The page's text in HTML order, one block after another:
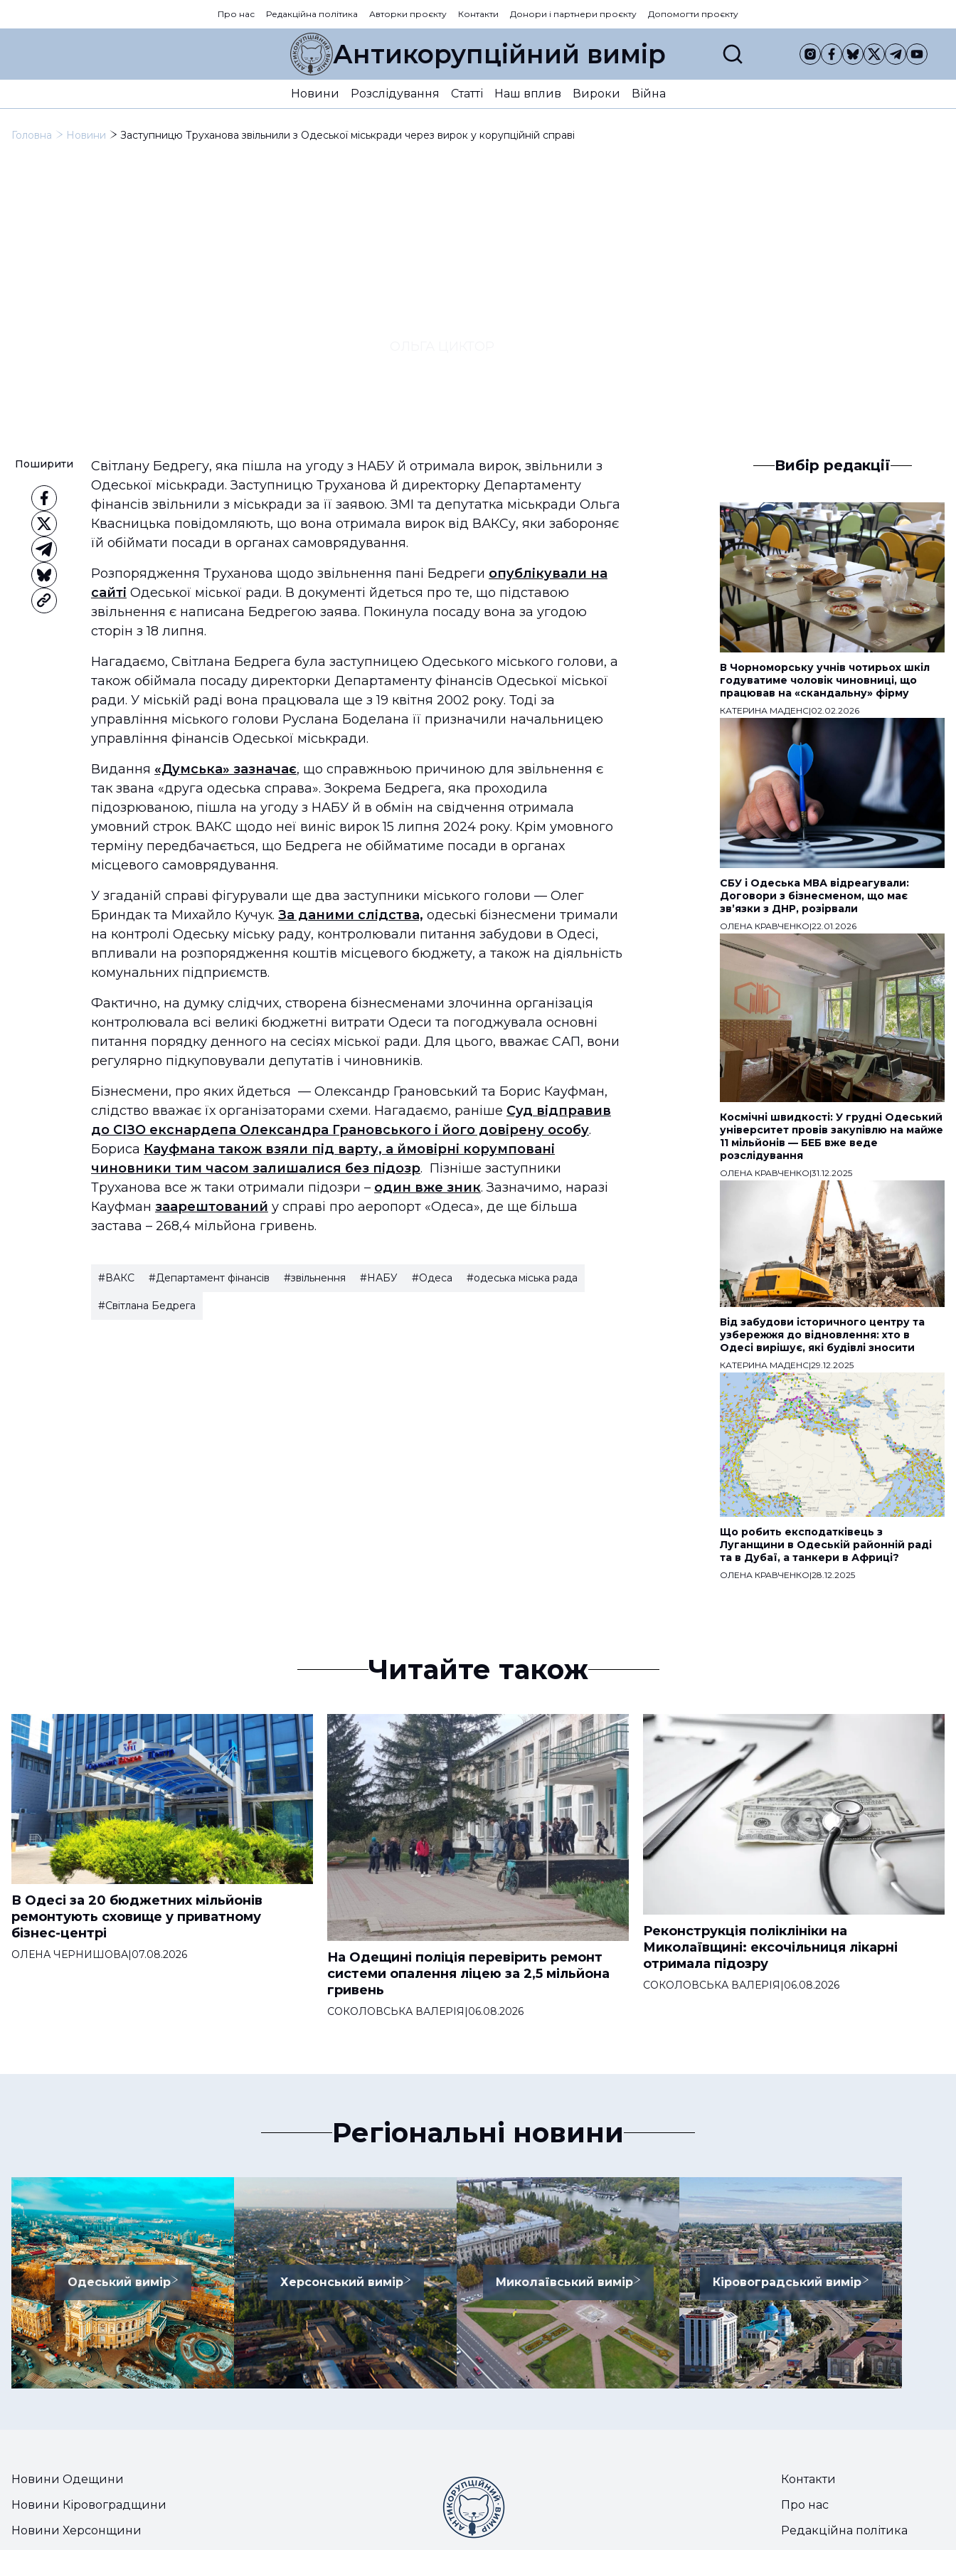
Про нас Редакційна політика Авторки проєкту Контакти Донори і партнери проєкту Допомогти проєкту
Антикорупційний вимір
Новини Розслідування Статті Наш вплив Вироки Війна
Головна Новини Заступницю Труханова звільнили з Одеської міськради через вирок у корупційній справі
Поширити
Світлану Бедрегу, яка пішла на угоду з НАБУ й отримала вирок, звільнили з
Одеської міськради. Заступницю Труханова й директорку Департаменту
фінансів звільнили з міськради за її заявою. ЗМІ та депутатка міськради Ольга
Квасницька повідомляють, що вона отримала вирок від ВАКСу, яки забороняє
їй обіймати посади в органах самоврядування.
Розпорядження Труханова щодо звільнення пані Бедреги опублікували на
сайті Одеської міської ради. В документі йдеться про те, що підставою
звільнення є написана Бедрегою заява. Покинула посаду вона за угодою
сторін з 18 липня.
Нагадаємо, Світлана Бедрега була заступницею Одеського міського голови, а
також обіймала посаду директорки Департаменту фінансів Одеської міської
ради. У міській раді вона працювала ще з 19 квітня 2002 року. Тоді за
управління міського голови Руслана Боделана її призначили начальницею
управління фінансів Одеської міськради.
Видання «Думська» зазначає, що справжньою причиною для звільнення є
так звана «друга одеська справа». Зокрема Бедрега, яка проходила
підозрюваною, пішла на угоду з НАБУ й в обмін на свідчення отримала
умовний строк. ВАКС щодо неї виніс вирок 15 липня 2024 року. Крім умовного
терміну передбачається, що Бедрега не обійматиме посади в органах
місцевого самоврядування.
У згаданій справі фігурували ще два заступники міського голови — Олег
Бриндак та Михайло Кучук. За даними слідства, одеські бізнесмени тримали
на контролі Одеську міську раду, контролювали питання забудови в Одесі,
впливали на розпорядження коштів місцевого бюджету, а також на діяльність
комунальних підприємств.
Фактично, на думку слідчих, створена бізнесменами злочинна організація
контролювала всі великі бюджетні витрати Одеси та погоджувала основні
питання порядку денного на сесіях міської ради. Для цього, вважає САП, вони
регулярно підкуповували депутатів і чиновників.
Бізнесмени, про яких йдеться — Олександр Грановський та Борис Кауфман,
слідство вважає їх організаторами схеми. Нагадаємо, раніше Суд відправив
до СІЗО екснардепа Олександра Грановського і його довірену особу.
Бориса Кауфмана також взяли під варту, а ймовірні корумповані
чиновники тим часом залишалися без підозр. Пізніше заступники
Труханова все ж таки отримали підозри – один вже зник. Зазначимо, наразі
Кауфман заарештований у справі про аеропорт «Одеса», де ще більша
застава – 268,4 мільйона гривень.
#ВАКС #Департамент фінансів #звільнення #НАБУ #Одеса #одеська міська рада
#Світлана Бедрега
Вибір редакції
В Чорноморську учнів чотирьох шкіл
годуватиме чоловік чиновниці, що
працював на «скандальну» фірму
КАТЕРИНА МАДЕНС|02.02.2026
СБУ і Одеська МВА відреагували:
Договори з бізнесменом, що має
звʼязки з ДНР, розірвали
ОЛЕНА КРАВЧЕНКО|22.01.2026
Космічні швидкості: У грудні Одеський
університет провів закупівлю на майже
11 мільйонів — БЕБ вже веде
розслідування
ОЛЕНА КРАВЧЕНКО|31.12.2025
Від забудови історичного центру та
узбережжя до відновлення: хто в
Одесі вирішує, які будівлі зносити
КАТЕРИНА МАДЕНС|29.12.2025
Що робить експодатківець з
Луганщини в Одеській районній раді
та в Дубаї, а танкери в Африці?
ОЛЕНА КРАВЧЕНКО|28.12.2025
Читайте також
В Одесі за 20 бюджетних мільйонів
ремонтують сховище у приватному
бізнес-центрі
ОЛЕНА ЧЕРНИШОВА|07.08.2026
На Одещині поліція перевірить ремонт
системи опалення ліцею за 2,5 мільйона
гривень
СОКОЛОВСЬКА ВАЛЕРІЯ|06.08.2026
Реконструкція поліклініки на
Миколаївщині: ексочільниця лікарні
отримала підозру
СОКОЛОВСЬКА ВАЛЕРІЯ|06.08.2026
Регіональні новини
Одеський вимір Херсонський вимір Миколаївський вимір Кіровоградський вимір
Новини Одещини
Новини Кіровоградщини
Новини Херсонщини
Контакти
Про нас
Редакційна політика